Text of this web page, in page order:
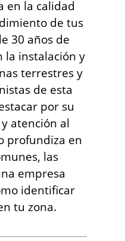
en la calidad
de tus
30 años de
la instalación y
terrestres y
de esta
por su
atención al
profundiza en
las
empresa
identificar
tu zona.